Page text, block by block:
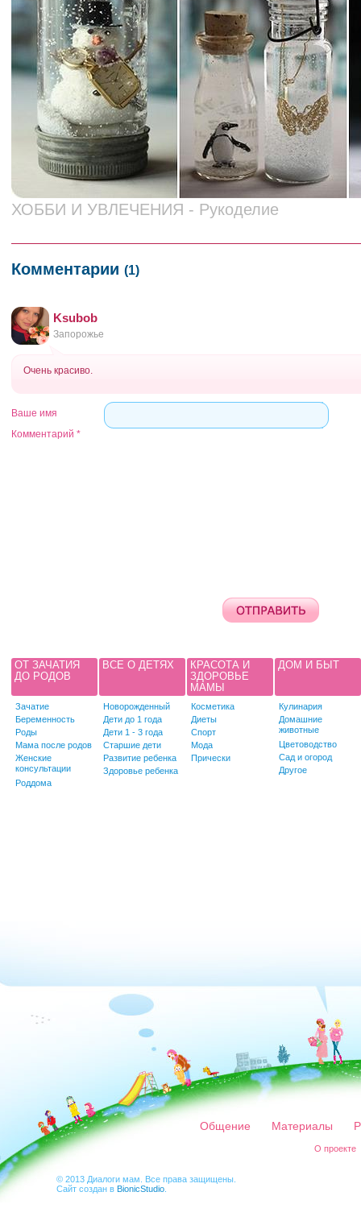
ХОББИ И УВЛЕЧЕНИЯ - Рукоделие
Комментарии (1)
Ksubob
Запорожье
Очень красиво.
Ваше имя
Комментарий *
ОТ ЗАЧАТИЯ
ДО РОДОВ
Зачатие
Беременность
Роды
Мама после родов
Женские
консультации
Роддома
ВСЕ О ДЕТЯХ
Новорожденный
Дети до 1 года
Дети 1 - 3 года
Старшие дети
Развитие ребенка
Здоровье ребенка
КРАСОТА И
ЗДОРОВЬЕ
МАМЫ
Косметика
Диеты
Спорт
Мода
Прически
ДОМ И БЫТ
Кулинария
Домашние
животные
Цветоводство
Сад и огород
Другое
Общение Материалы
О проекте
© 2013 Диалоги мам. Все права защищены.
Сайт создан в BionicStudio